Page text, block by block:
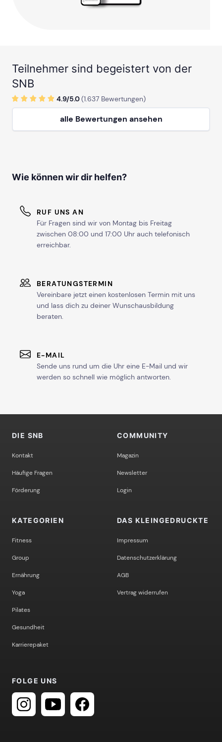
Teilnehmer sind begeistert von der
SNB
4.9/5.0(1.637 Bewertungen)
alle Bewertungen ansehen
Wie können wir dir helfen?
RUF UNS AN
Für Fragen sind wir von Montag bis Freitag
zwischen 08:00 und 17:00 Uhr auch telefonisch
erreichbar.
BERATUNGSTERMIN
Vereinbare jetzt einen kostenlosen Termin mit uns
und lass dich zu deiner Wunschausbildung
beraten.
E-MAIL
Sende uns rund um die Uhr eine E-Mail und wir
werden so schnell wie möglich antworten.
DIE SNB
Kontakt
Häufige Fragen
Förderung
COMMUNITY
Magazin
Newsletter
Login
KATEGORIEN
Fitness
Group
Ernährung
Yoga
Pilates
Gesundheit
Karrierepaket
DAS KLEINGEDRUCKTE
Impressum
Datenschutzerklärung
AGB
Vertrag widerrufen
FOLGE UNS